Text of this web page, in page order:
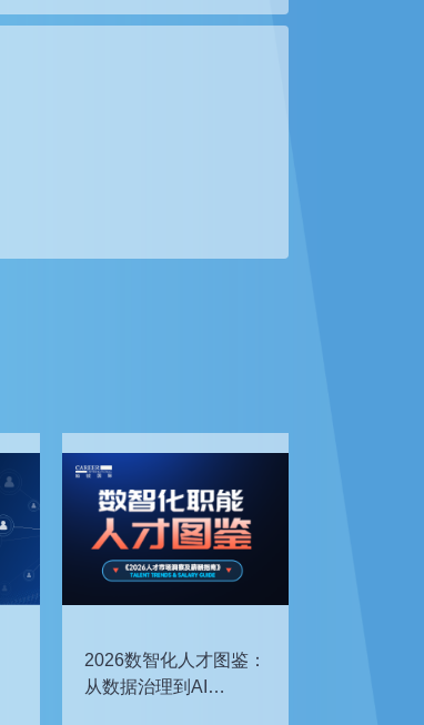
2026数智化人才图鉴：
从数据治理到AI